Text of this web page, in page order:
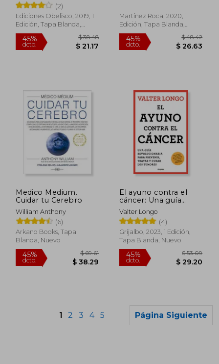
$ 44.03
45%
dcto.
(2)
Ediciones Obelisco, 2019, 1
Edición, Tapa Blanda,
Nuevo
Martínez Roca, 2020, 1
Edición, Tapa Blanda,
Nuevo
Medico Medium.
Cuidar tu Cerebro
William Anthony
(6)
Arkano Books, Tapa
Blanda, Nuevo
El ayuno contra el
cáncer: Una guía
novedosa para
prevenir y tratar los
tumores
Valter Longo
(4)
Grijalbo, 2023, 1 Edición,
Tapa Blanda, Nuevo
1 2 3 4 5 Página Siguiente